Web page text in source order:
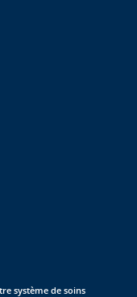
système de soins